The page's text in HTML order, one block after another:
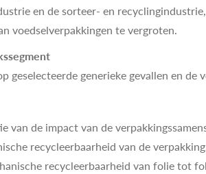
en de sorteer- en
voedselverpakkingen te vergroten.
geselecteerde generieke gevallen en de
van de impact van de
recycleerbaarheid van de
recycleerbaarheid van folie tot